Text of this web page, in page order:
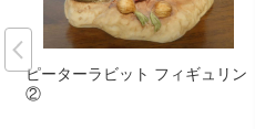
ピーターラビット フィギュリン
②